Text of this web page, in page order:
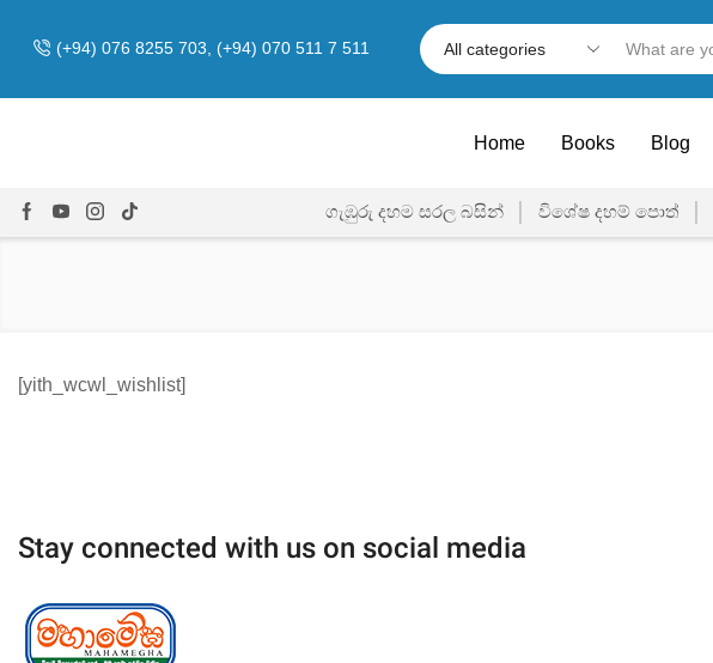
(+94) 076 8255 703, (+94) 070 511 7 511
Home Books Blog
ගැඹුරු දහම සරල බසින් විශේෂ දහම් පොත්
[yith_wcwl_wishlist]
Stay connected with us on social media